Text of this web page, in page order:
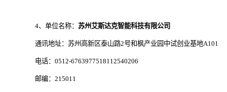
4、单位名称： 苏州艾斯达克智能科技有限公司
通讯地址：苏州高新区泰山路2号和枫产业园中试创业基地A101
电话：0512-6763977518112540206
邮编：215011